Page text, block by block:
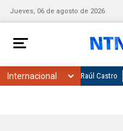
Jueves, 06 de agosto de 2026
Raúl Castro